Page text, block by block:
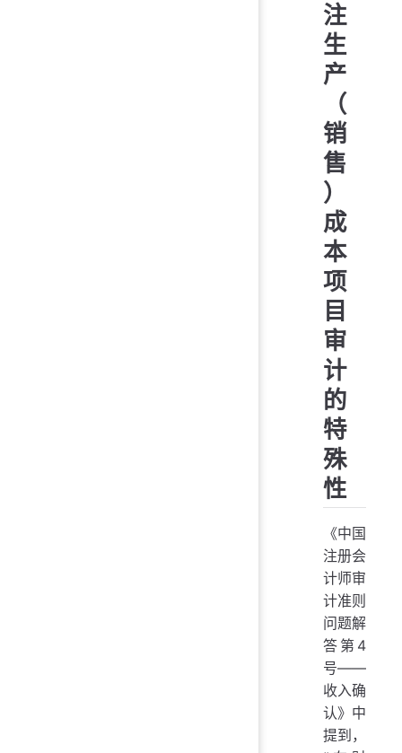
注
生
产
（
销
售
）
成
本
项
目
审
计
的
特
殊
性
《中国
注册会
计师审
计准则
问题解
答第4
号——
收入确
认》中
提到，